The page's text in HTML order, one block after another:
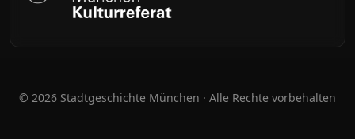
© 2026 Stadtgeschichte München · Alle Rechte vorbehalten